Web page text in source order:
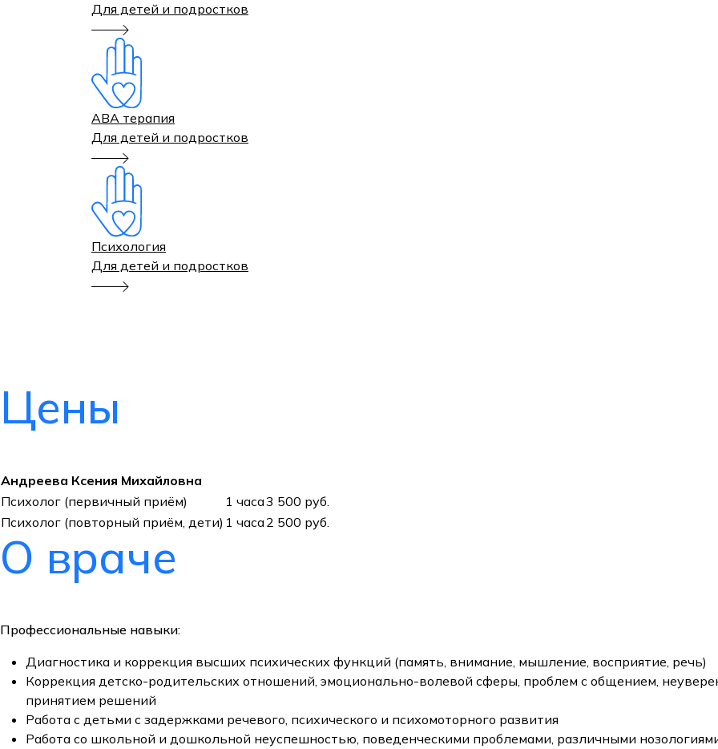
Для детей и подростков
АВА терапия
Для детей и подростков
Психология
Для детей и подростков
Цены
Андреева Ксения Михайловна
Психолог (первичный приём)
1 часа3 500 руб.
Психолог (повторный приём, дети) 1 часа2 500 руб.
О враче
Профессиональные навыки:
Диагностика и коррекция высших психических функций (память, внимание, мышление, восприятие, речь)
Коррекция детско-родительских отношений, эмоционально-волевой сферы, проблем с общением,
принятием решений
Работа с детьми с задержками речевого, психического и психомоторного развития
Работа со школьной и дошкольной неуспешностью, поведенческими проблемами, различными